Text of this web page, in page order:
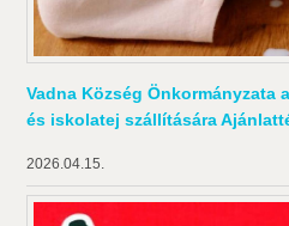
Vadna Község Önkormányzata
és iskolatej szállítására
2026.04.15.